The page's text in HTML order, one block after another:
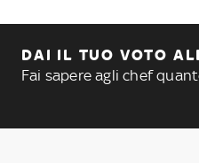
DAI IL TUO VOTO
Fai sapere agli chef